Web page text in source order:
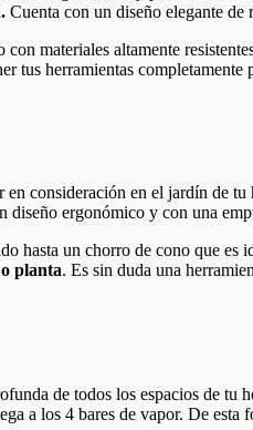
Cuenta con un diseño elegante
con materiales altamente
tus herramientas
en consideración en el jardín de
diseño ergonómico y con una
hasta un chorro de cono que es
planta. Es sin duda una
de todos los espacios de
a los 4 bares de vapor. De